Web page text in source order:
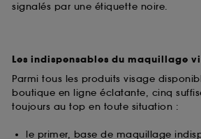
signalés par une étiquette noire.
Les indispensables du maquillage
Parmi tous les produits visage
boutique en ligne éclatante, cinq
toujours au top en toute situation :
le primer, base de maquillage